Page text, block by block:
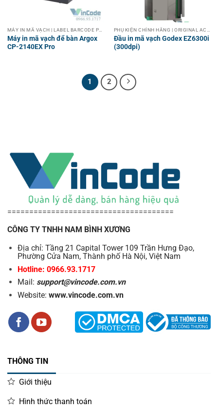
Máy in mã vạch để bàn Argox
CP-2140EX Pro
Đầu in mã vạch Godex EZ6300i
(300dpi)
1 2
======================================
CÔNG TY TNHH NAM BÌNH XƯƠNG
Địa chỉ: Tầng 21 Capital Tower 109 Trần Hưng Đạo,
Phường Cửa Nam, Thành phố Hà Nội, Việt Nam
Hotline: 0966.93.1717
Mail: support@vincode.com.vn
Website: www.vincode.com.vn
THÔNG TIN
Giới thiệu
Hình thức thanh toán